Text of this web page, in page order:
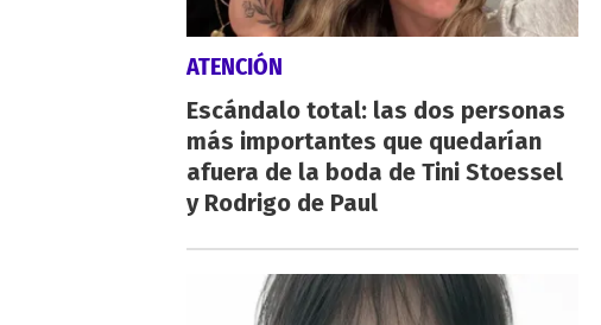
ATENCIÓN
Escándalo total: las dos personas
más importantes que quedarían
afuera de la boda de Tini Stoessel
y Rodrigo de Paul